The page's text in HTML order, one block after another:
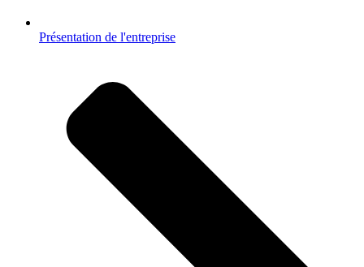
Présentation de l'entreprise